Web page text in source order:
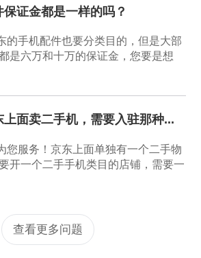
证金都是一样的吗？
的手机配件也要分类目的，但是大部
是六万和十万的保证金，您要是想
上面卖二手机，需要入驻那种...
您服务！京东上面单独有一个二手物
开一个二手手机类目的店铺，需要一
查看更多问题